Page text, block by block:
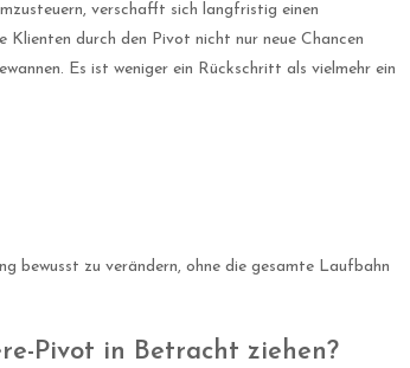
verschafft sich langfristig einen
Klienten durch den Pivot nicht nur neue Chancen
Es ist weniger ein Rückschritt als vielmehr ein
bewusst zu verändern, ohne die gesamte Laufbahn
Pivot in Betracht ziehen?